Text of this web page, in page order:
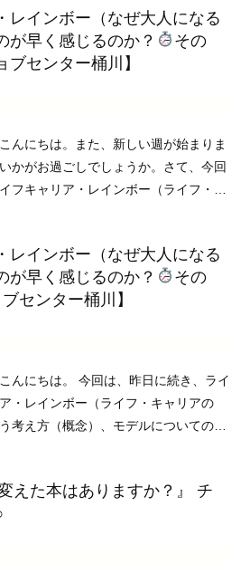
りいただいたもの。ご協力いただきあ
ざいま ...
レインボー（なぜ大人になる
が早く感じるのか？
その
ブセンター桶川】
んにちは。また、新しい週が始まりま
かがお過ごしでしょうか。さて、今回
フキャリア・レインボー（ライフ・キ
ド・E・スーパーというアメリカのキ
者が19 ...
レインボー（なぜ大人になる
が早く感じるのか？
その
センター桶川】
んにちは。 今回は、昨日に続き、ライ
・レインボー（ライフ・キャリアの
考え方（概念）、モデルについての前
意味にさかのぼってみました。 今日
キャ ...
えた本はありますか？』 チ